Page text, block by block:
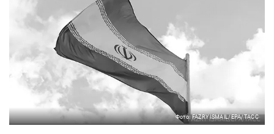
Фото: FAZRY ISMAIL/EPA/ТАСС